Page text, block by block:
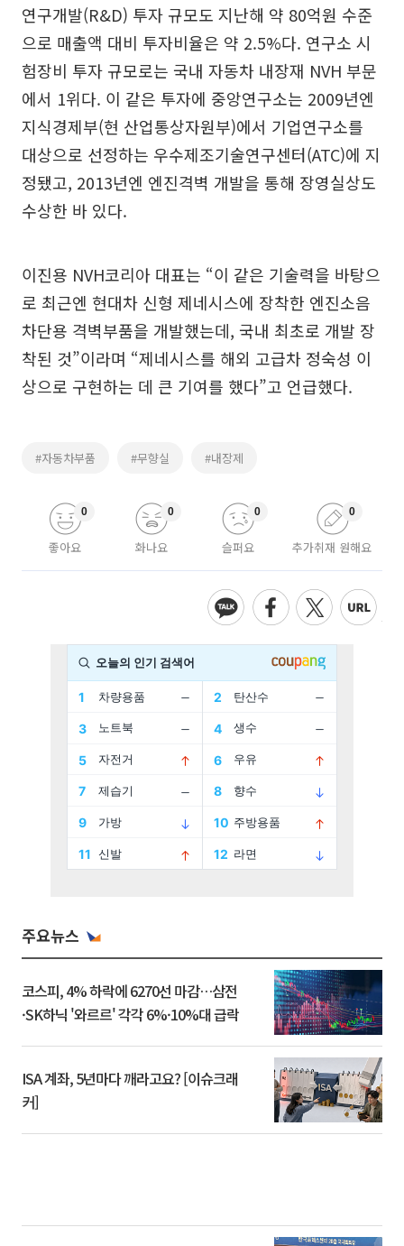
연구개발(R&D) 투자 규모도 지난해 약 80억원 수준
으로 매출액 대비 투자비율은 약 2.5%다. 연구소 시
험장비 투자 규모로는 국내 자동차 내장재 NVH 부문
에서 1위다. 이 같은 투자에 중앙연구소는 2009년엔
지식경제부(현 산업통상자원부)에서 기업연구소를
대상으로 선정하는 우수제조기술연구센터(ATC)에 지
정됐고, 2013년엔 엔진격벽 개발을 통해 장영실상도
수상한 바 있다.
이진용 NVH코리아 대표는 “이 같은 기술력을 바탕으
로 최근엔 현대차 신형 제네시스에 장착한 엔진소음
차단용 격벽부품을 개발했는데, 국내 최초로 개발 장
착된 것”이라며 “제네시스를 해외 고급차 정숙성 이
상으로 구현하는 데 큰 기여를 했다”고 언급했다.
#자동차부품 #무향실 #내장제
좋아요
0
화나요
0
슬퍼요
0
추가취재 원해요
0
주요뉴스
코스피, 4% 하락에 6270선 마감…삼전
·SK하닉 '와르르' 각각 6%·10%대 급락
ISA 계좌, 5년마다 깨라고요? [이슈크래
커]